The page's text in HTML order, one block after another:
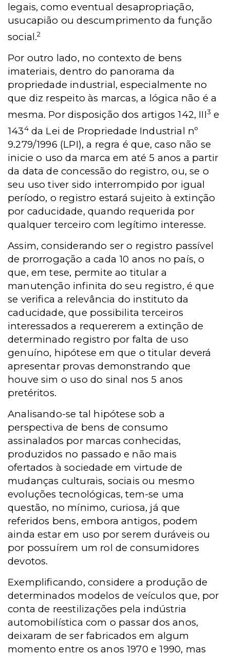
legais, como eventual desapropriação,
usucapião ou descumprimento da função
social.2
Por outro lado, no contexto de bens
imateriais, dentro do panorama da
propriedade industrial, especialmente no
que diz respeito às marcas, a lógica não é a
mesma. Por disposição dos artigos 142, III3 e
1434da Lei de Propriedade Industrial nº
9.279/1996 (LPI), a regra é que, caso não se
inicie o uso da marca em até 5 anos a partir
da data de concessão do registro, ou, se o
seu uso tiver sido interrompido por igual
período, o registro estará sujeito à extinção
por caducidade, quando requerida por
qualquer terceiro com legítimo interesse.
Assim, considerando ser o registro passível
de prorrogação a cada 10 anos no país, o
que, em tese, permite ao titular a
manutenção infinita do seu registro, é que
se verifica a relevância do instituto da
caducidade, que possibilita terceiros
interessados a requererem a extinção de
determinado registro por falta de uso
genuíno, hipótese em que o titular deverá
apresentar provas demonstrando que
houve sim o uso do sinal nos 5 anos
pretéritos.
Analisando-se tal hipótese sob a
perspectiva de bens de consumo
assinalados por marcas conhecidas,
produzidos no passado e não mais
ofertados à sociedade em virtude de
mudanças culturais, sociais ou mesmo
evoluções tecnológicas, tem-se uma
questão, no mínimo, curiosa, já que
referidos bens, embora antigos, podem
ainda estar em uso por serem duráveis ou
por possuírem um rol de consumidores
devotos.
Exemplificando, considere a produção de
determinados modelos de veículos que, por
conta de reestilizações pela indústria
automobilística com o passar dos anos,
deixaram de ser fabricados em algum
momento entre os anos 1970 e 1990, mas